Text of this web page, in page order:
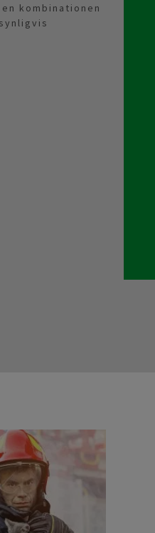
kombinationen